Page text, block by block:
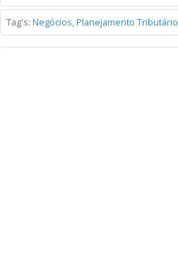
Tag's: Negócios,Planejamento Tributário